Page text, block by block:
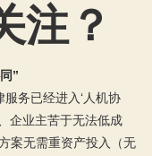
注？
”
务已经进入‘人机协
企业主苦于无法低成
案无需重资产投入（无